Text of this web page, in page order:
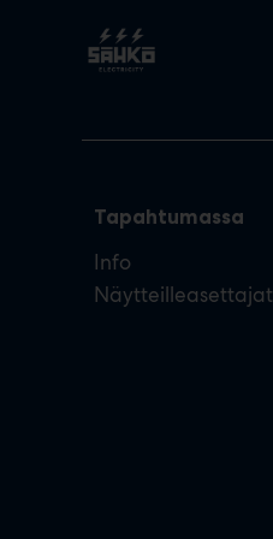
Tapahtumassa
Info
Näytteilleasettajat